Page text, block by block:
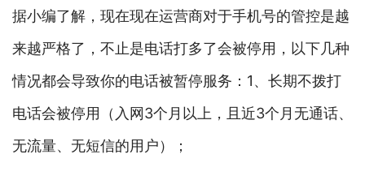
据小编了解，现在现在运营商对于手机号的管控是越
来越严格了，不止是电话打多了会被停用，以下几种
情况都会导致你的电话被暂停服务：1、长期不拨打
电话会被停用（入网3个月以上，且近3个月无通话、
无流量、无短信的用户）；